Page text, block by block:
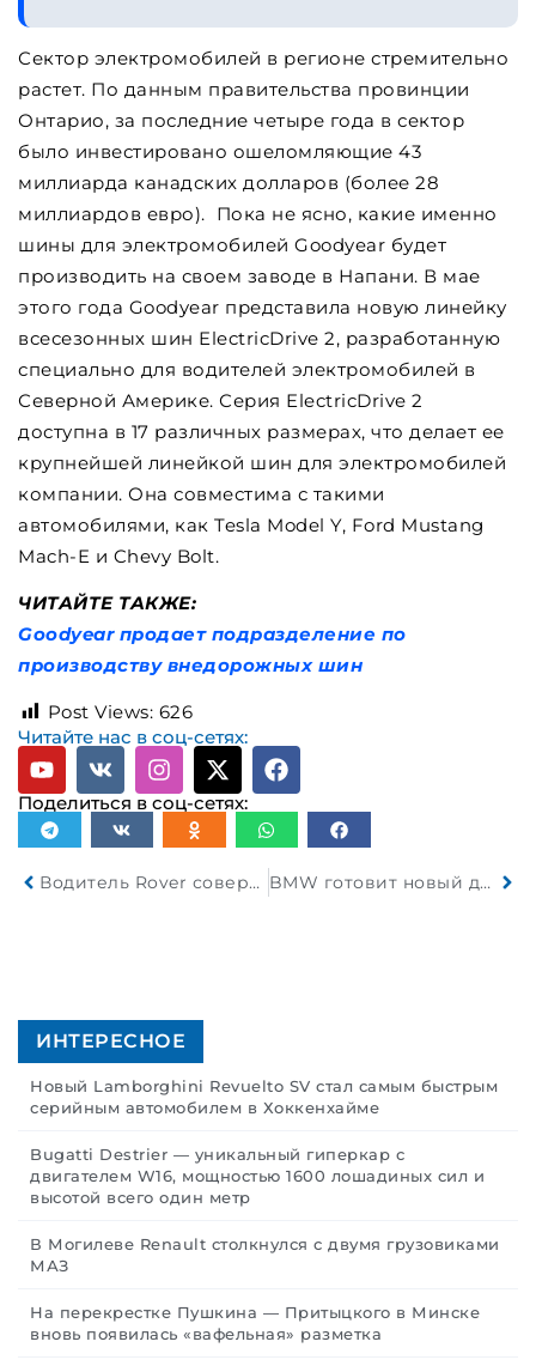
Сектор электромобилей в регионе стремительно
растет. По данным правительства провинции
Онтарио, за последние четыре года в сектор
было инвестировано ошеломляющие 43
миллиарда канадских долларов (более 28
миллиардов евро). Пока не ясно, какие именно
шины для электромобилей Goodyear будет
производить на своем заводе в Напани. В мае
этого года Goodyear представила новую линейку
всесезонных шин ElectricDrive 2, разработанную
специально для водителей электромобилей в
Северной Америке. Серия ElectricDrive 2
доступна в 17 различных размерах, что делает ее
крупнейшей линейкой шин для электромобилей
компании. Она совместима с такими
автомобилями, как Tesla Model Y, Ford Mustang
Mach-E и Chevy Bolt.
ЧИТАЙТЕ ТАКЖЕ:
Goodyear продает подразделение по
производству внедорожных шин
Post Views: 626
Читайте нас в соц-сетях:
Поделиться в соц-сетях:
Водитель Rover совершил наезд на сожительницу и, не поняв что именно произошло, уехал BMW готовит новый двигатель внутреннего сгорания
ИНТЕРЕСНОЕ
Новый Lamborghini Revuelto SV стал самым быстрым
серийным автомобилем в Хоккенхайме
Bugatti Destrier — уникальный гиперкар с
двигателем W16, мощностью 1600 лошадиных сил и
высотой всего один метр
В Могилеве Renault столкнулся с двумя грузовиками
МАЗ
На перекрестке Пушкина — Притыцкого в Минске
вновь появилась «вафельная» разметка